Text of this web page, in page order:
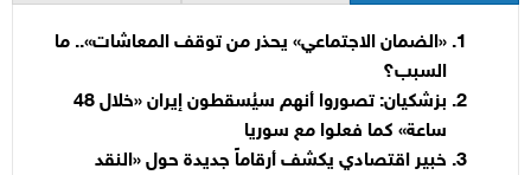
«الضمان الاجتماعي» يحذر من توقف المعاشات».. ما
السبب؟
بزشكيان: تصوروا أنهم سيُسقطون إيران «خلال 48
ساعة» كما فعلوا مع سوريا
خبير اقتصادي يكشف أرقاماً جديدة حول «النقد